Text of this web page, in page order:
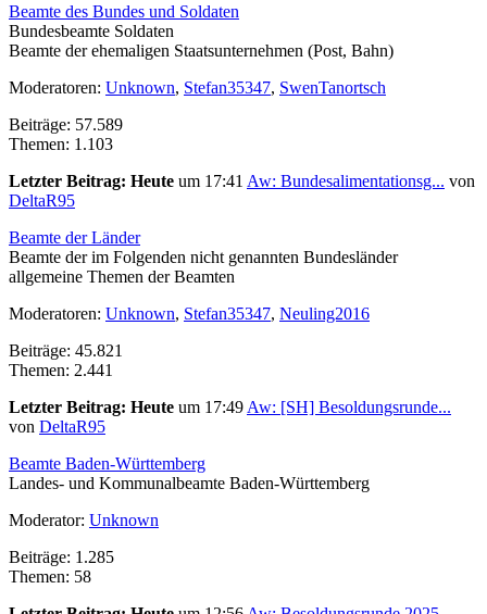
Beamte des Bundes und Soldaten
Bundesbeamte Soldaten
Beamte der ehemaligen Staatsunternehmen (Post, Bahn)
Moderatoren: Unknown, Stefan35347, SwenTanortsch
Beiträge: 57.589
Themen: 1.103
Letzter Beitrag: Heute um 17:41 Aw: Bundesalimentationsg... von
DeltaR95
Beamte der Länder
Beamte der im Folgenden nicht genannten Bundesländer
allgemeine Themen der Beamten
Moderatoren: Unknown, Stefan35347, Neuling2016
Beiträge: 45.821
Themen: 2.441
Letzter Beitrag: Heute um 17:49 Aw: [SH] Besoldungsrunde...
von DeltaR95
Beamte Baden-Württemberg
Landes- und Kommunalbeamte Baden-Württemberg
Moderator: Unknown
Beiträge: 1.285
Themen: 58